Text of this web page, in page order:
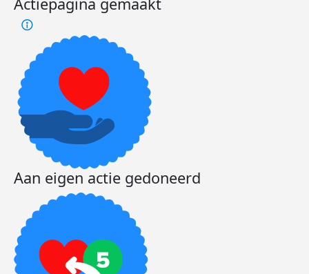
Aan eigen actie gedoneerd